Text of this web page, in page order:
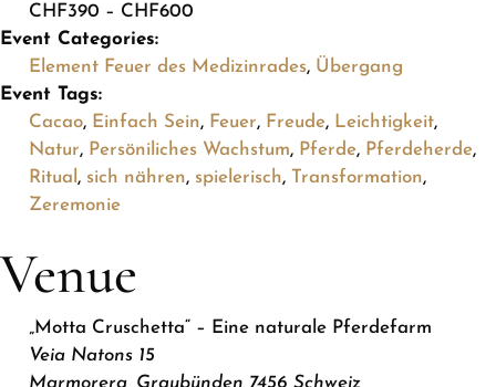
CHF390 – CHF600
Event Categories:
Element Feuer des Medizinrades, Übergang
Event Tags:
Cacao, Einfach Sein, Feuer, Freude, Leichtigkeit,
Natur, Persöniliches Wachstum, Pferde, Pferdeherde,
Ritual , sich nähren, spielerisch, Transformation,
Zeremonie
Venue
„Motta Cruschetta“ – Eine naturale Pferdefarm
Veia Natons 15